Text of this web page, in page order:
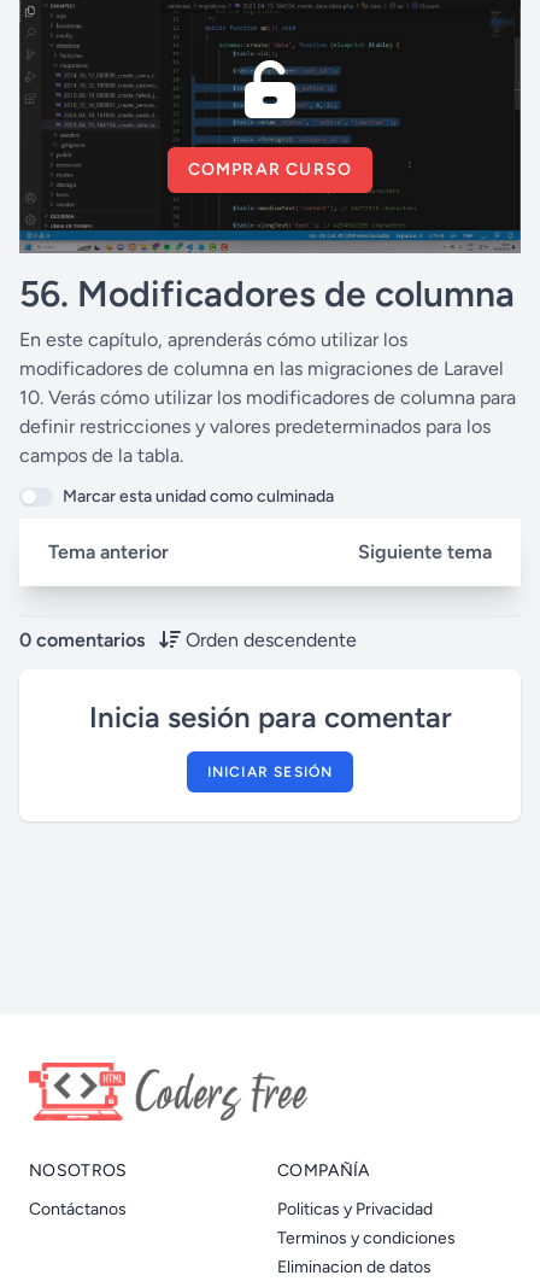
COMPRAR CURSO
56. Modificadores de columna
En este capítulo, aprenderás cómo utilizar los
modificadores de columna en las migraciones de Laravel
10. Verás cómo utilizar los modificadores de columna para
definir restricciones y valores predeterminados para los
campos de la tabla.
Marcar esta unidad como culminada
Tema anterior Siguiente tema
0 comentarios Orden descendente
Inicia sesión para comentar
INICIAR SESIÓN
NOSOTROS
Contáctanos
COMPAÑÍA
Politicas y Privacidad
Terminos y condiciones
Eliminacion de datos